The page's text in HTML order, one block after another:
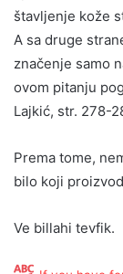
štavljenje kože
A sa druge
značenje samo
ovom pitanju
Lajkić, str. 278-
Prema tome,
bilo koji
Ve billahi tevfik.